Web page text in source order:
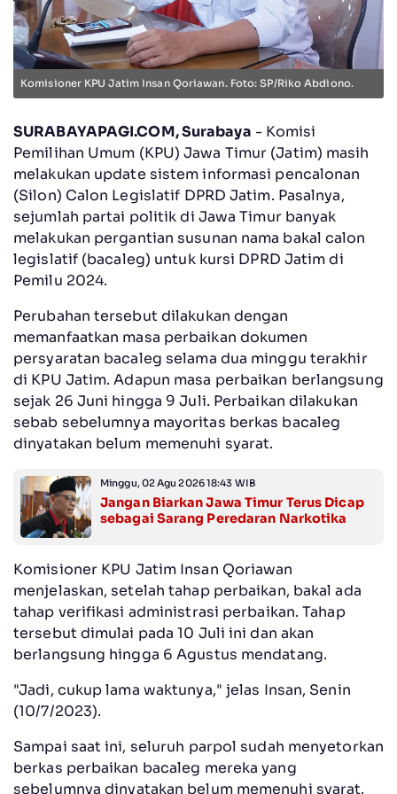
Komisioner KPU Jatim Insan Qoriawan. Foto: SP/Riko Abdiono.
SURABAYAPAGI.COM, Surabaya - Komisi
Pemilihan Umum (KPU) Jawa Timur (Jatim) masih
melakukan update sistem informasi pencalonan
(Silon) Calon Legislatif DPRD Jatim. Pasalnya,
sejumlah partai politik di Jawa Timur banyak
melakukan pergantian susunan nama bakal calon
legislatif (bacaleg) untuk kursi DPRD Jatim di
Pemilu 2024.
Perubahan tersebut dilakukan dengan
memanfaatkan masa perbaikan dokumen
persyaratan bacaleg selama dua minggu terakhir
di KPU Jatim. Adapun masa perbaikan berlangsung
sejak 26 Juni hingga 9 Juli. Perbaikan dilakukan
sebab sebelumnya mayoritas berkas bacaleg
dinyatakan belum memenuhi syarat.
Minggu, 02 Agu 2026 18:43 WIB
Jangan Biarkan Jawa Timur Terus Dicap
sebagai Sarang Peredaran Narkotika
Komisioner KPU Jatim Insan Qoriawan
menjelaskan, setelah tahap perbaikan, bakal ada
tahap verifikasi administrasi perbaikan. Tahap
tersebut dimulai pada 10 Juli ini dan akan
berlangsung hingga 6 Agustus mendatang.
"Jadi, cukup lama waktunya," jelas Insan, Senin
(10/7/2023).
Sampai saat ini, seluruh parpol sudah menyetorkan
berkas perbaikan bacaleg mereka yang
sebelumnya dinyatakan belum memenuhi syarat.